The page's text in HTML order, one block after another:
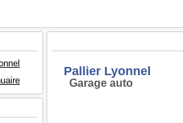
Pallier Lyonnel
Garage auto